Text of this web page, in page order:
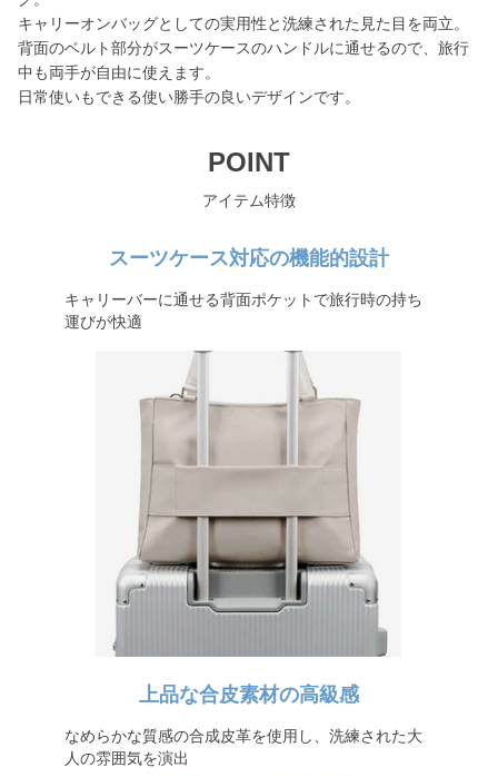
キャリーオンバッグとしての実用性と洗練された見た目を両立。
背面のベルト部分がスーツケースのハンドルに通せるので、旅行
中も両手が自由に使えます。
日常使いもできる使い勝手の良いデザインです。
POINT
アイテム特徴
スーツケース対応の機能的設計
キャリーバーに通せる背面ポケットで旅行時の持ち
運びが快適
上品な合皮素材の高級感
なめらかな質感の合成皮革を使用し、洗練された大
人の雰囲気を演出